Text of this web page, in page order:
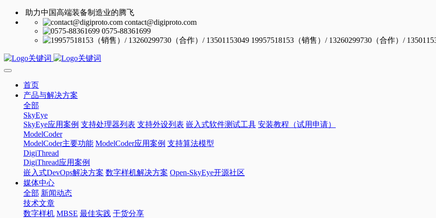
助力中国高端装备制造业的腾飞
contact@digiproto.com
0575-88361699
19957518153（销售）/ 13260299730（合作）/
首页
产品与解决方案
全部
SkyEye
SkyEye应用案例 支持处理器列表 支持外设列表 嵌入式软件测试工具 安装教程（试用申请）
ModelCoder
ModelCoder主要功能 ModelCoder应用案例 支持算法模型
DigiThread
DigiThread应用案例
嵌入式DevOps解决方案 数字样机解决方案 Open-SkyEye开源社区
媒体中心
全部 新闻动态
技术文章
数字样机 MBSE 最佳实践 干货分享